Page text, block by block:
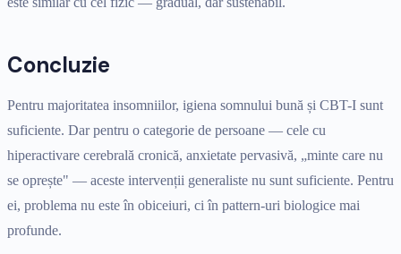
Concluzie
Pentru majoritatea insomniilor, igiena somnului bună și CBT-I sunt
suficiente. Dar pentru o categorie de persoane — cele cu
hiperactivare cerebrală cronică, anxietate pervasivă, „minte care nu
se oprește" — aceste intervenții generaliste nu sunt suficiente. Pentru
ei, problema nu este în obiceiuri, ci în pattern-uri biologice mai
profunde.